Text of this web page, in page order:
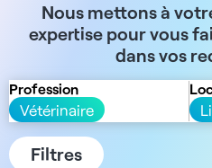
Nous mettons à
expertise pour vous
dans vos
Profession
Vétérinaire
Filtres